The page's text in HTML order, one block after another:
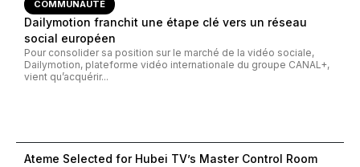
COMMUNAUTÉ
Dailymotion franchit une étape clé vers un réseau
social européen
Pour consolider sa position sur le marché de la vidéo sociale,
Dailymotion, plateforme vidéo internationale du groupe CANAL+,
vient qu’acquérir...
Ateme Selected for Hubei TV’s Master Control Room